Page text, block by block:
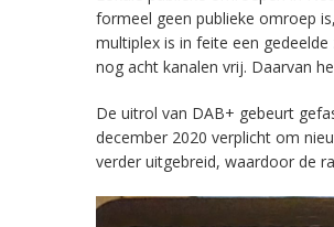
formeel geen publieke omroep
multiplex is in feite een
nog acht kanalen vrij. Daarvan
De uitrol van DAB+ gebeurt
december 2020 verplicht om
verder uitgebreid, waardoor de